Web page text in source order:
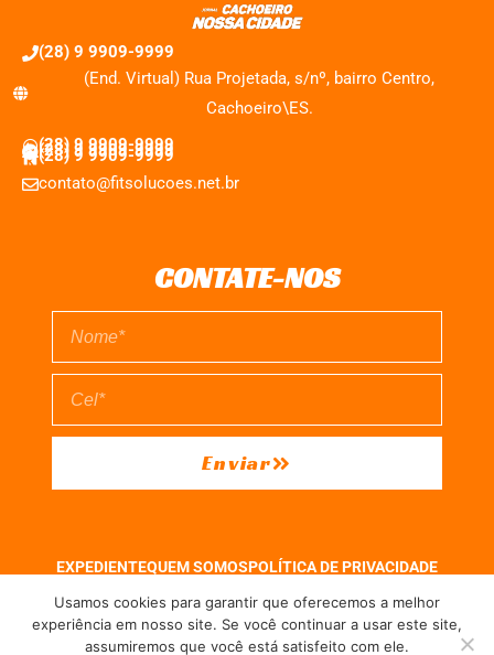
(28) 9 9909-9999
(End. Virtual) Rua Projetada, s/nº, bairro Centro,
Cachoeiro\ES.
(28) 9 9909-9999
(28) 9 9909-9999
(28) 9 9909-9999
contato@fitsolucoes.net.br
CONTATE-NOS
Enviar
EXPEDIENTEQUEM SOMOSPOLÍTICA DE PRIVACIDADE
Usamos cookies para garantir que oferecemos a melhor
experiência em nosso site. Se você continuar a usar este site,
assumiremos que você está satisfeito com ele.